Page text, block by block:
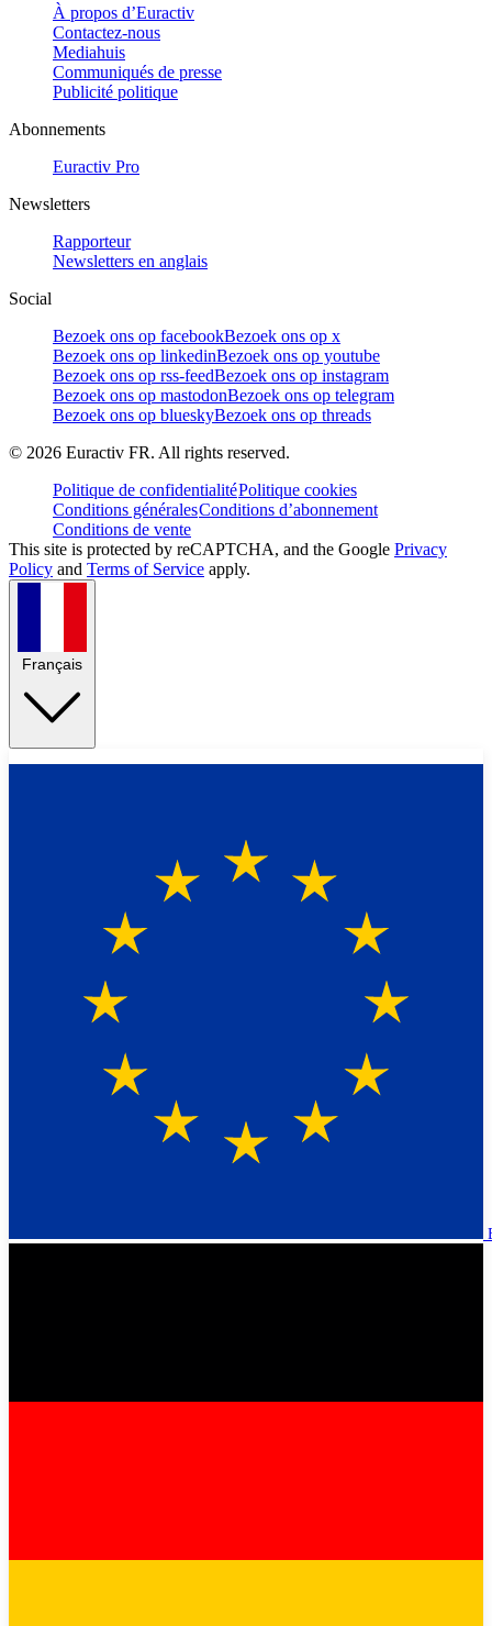
À propos d’Euractiv
Contactez-nous
Mediahuis
Communiqués de presse
Publicité politique
Abonnements
Euractiv Pro
Newsletters
Rapporteur
Newsletters en anglais
Social
Bezoek ons op facebookBezoek ons op x
Bezoek ons op linkedinBezoek ons op youtube
Bezoek ons op rss-feedBezoek ons op instagram
Bezoek ons op mastodonBezoek ons op telegram
Bezoek ons op blueskyBezoek ons op threads
© 2026 Euractiv FR. All rights reserved.
Politique de confidentialitéPolitique cookies
Conditions généralesConditions d’abonnement
Conditions de vente
This site is protected by reCAPTCHA, and the Google Privacy
Policy and Terms of Service apply.
Français